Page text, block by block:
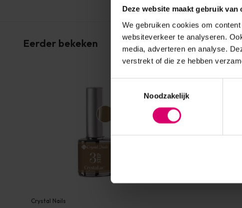
Deze website maakt gebruik van
We gebruiken cookies om
websiteverkeer te analyseren.
media, adverteren en analyse.
verstrekt of die ze hebben
Noodzakelijk
Eerder bekeken
Crystal Nails